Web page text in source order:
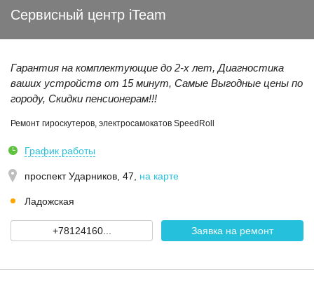
Сервисный центр iTeam
Гарантия на комплектующие до 2-x лет, Диагностика
ваших устройств от 15 минут, Самые Выгодные цены по
городу, Скидки пенсионерам!!!
Ремонт гироскутеров, электросамокатов SpeedRoll
График работы
проспект Ударников, 47 на карте
Ладожская
+78124160... Заявка на ремонт